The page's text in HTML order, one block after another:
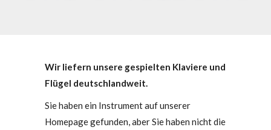
Wir liefern unsere gespielten Klaviere und
Flügel deutschlandweit.
Sie haben ein Instrument auf unserer
Homepage gefunden, aber Sie haben nicht die